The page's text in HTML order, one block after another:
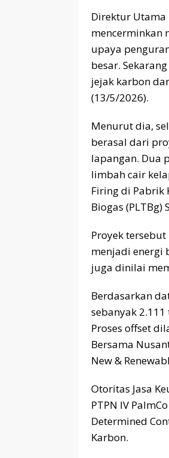
Direktur Utama
mencerminkan
upaya
besar.
jejak karbon
(13/5/2026).
Menurut dia,
berasal dari
lapangan. Dua
limbah cair
Firing di Pabrik
Biogas (PLTBg)
Proyek
menjadi energi
juga dinilai
Berdasarkan
sebanyak 2.111
Proses offset
Bersama
New &
Otoritas Jasa
PTPN IV
Determined
Karbon.